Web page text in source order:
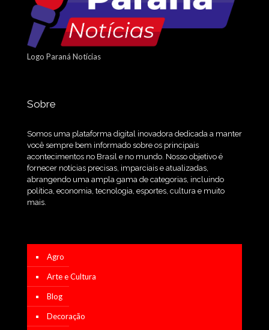
Logo Paraná Notícias
Sobre
Somos uma plataforma digital inovadora dedicada a manter
você sempre bem informado sobre os principais
acontecimentos no Brasil e no mundo. Nosso objetivo é
fornecer notícias precisas, imparciais e atualizadas,
abrangendo uma ampla gama de categorias, incluindo
política, economia, tecnologia, esportes, cultura e muito
mais.
Agro
Arte e Cultura
Blog
Decoração